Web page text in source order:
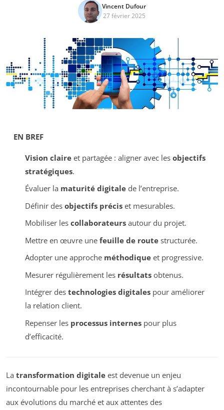
Vincent Dufour
27 février 2025
EN BREF
Vision claireet partagée : aligner avec les objectifs
stratégiques.
Évaluer la maturité digitalede l’entreprise.
Définir des objectifs préciset mesurables.
Mobiliser les collaborateursautour du projet.
Mettre en œuvre une feuille de routestructurée.
Adopter une approche méthodiqueet progressive.
Mesurer régulièrement les résultatsobtenus.
Intégrer des technologies digitalespour améliorer
la relation client.
Repenser les processus internespour plus
d’efficacité.
La transformation digitale est devenue un enjeu
incontournable pour les entreprises cherchant à s’adapter
aux évolutions du marché et aux attentes des